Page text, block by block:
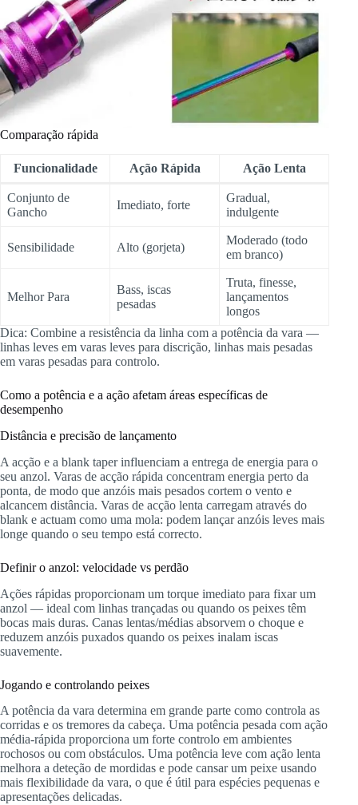
Comparação rápida
Funcionalidade Ação Rápida Ação Lenta
Conjunto de
Gancho
Imediato, forte
Gradual,
indulgente
Sensibilidade Alto (gorjeta)
Moderado (todo
em branco)
Melhor Para
Bass, iscas
pesadas
Truta, finesse,
lançamentos
longos
Dica: Combine a resistência da linha com a potência da vara —
linhas leves em varas leves para discrição, linhas mais pesadas
em varas pesadas para controlo.
Como a potência e a ação afetam áreas específicas de
desempenho
Distância e precisão de lançamento
A acção e a blank taper influenciam a entrega de energia para o
seu anzol. Varas de acção rápida concentram energia perto da
ponta, de modo que anzóis mais pesados cortem o vento e
alcancem distância. Varas de acção lenta carregam através do
blank e actuam como uma mola: podem lançar anzóis leves mais
longe quando o seu tempo está correcto.
Definir o anzol: velocidade vs perdão
Ações rápidas proporcionam um torque imediato para fixar um
anzol — ideal com linhas trançadas ou quando os peixes têm
bocas mais duras. Canas lentas/médias absorvem o choque e
reduzem anzóis puxados quando os peixes inalam iscas
suavemente.
Jogando e controlando peixes
A potência da vara determina em grande parte como controla as
corridas e os tremores da cabeça. Uma potência pesada com ação
média-rápida proporciona um forte controlo em ambientes
rochosos ou com obstáculos. Uma potência leve com ação lenta
melhora a deteção de mordidas e pode cansar um peixe usando
mais flexibilidade da vara, o que é útil para espécies pequenas e
apresentações delicadas.